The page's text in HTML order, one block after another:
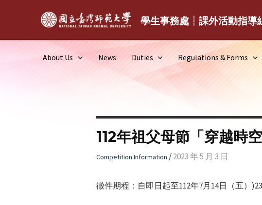
學生事務處┆課外活動指導
About Us News Duties Regulations & Forms
112年祖父母節「穿越時
Competition Information /2023 年 5 月 3 日
徵件期程：自即日起至112年7月14日（五）